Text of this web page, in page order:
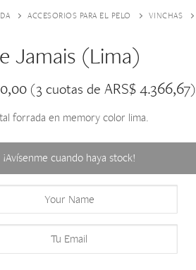
ACCESORIOS PARA EL PELO VINCHAS
Jamais (Lima)
(3 cuotas de ARS$4.366,67)
forrada en memory color lima.
¡Avísenme cuando haya stock!